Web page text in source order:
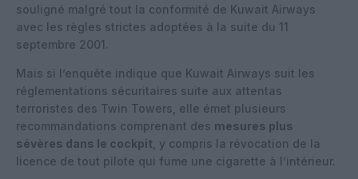
souligné malgré tout la conformité de Kuwait Airways
avec les règles strictes adoptées à la suite du 11
septembre 2001.
Mais si l’enquête indique que Kuwait Airways suit les
réglementations sécuritaires suite aux attentas
terroristes des Twin Towers, elle émet plusieurs
recommandations comprenant des mesures plus
sévères dans le cockpit , y compris la révocation de la
licence de tout pilote qui fume une cigarette à l’intérieur.